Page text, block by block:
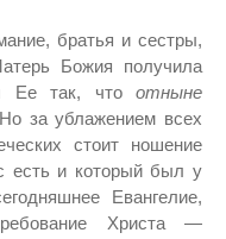
братья и сестры,
Божия получила
Ее так, что отныне
за ублажением всех
стоит ношение
есть и который был у
Евангелие,
Христа —